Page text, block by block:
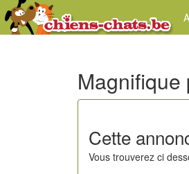
Magnifique
Cette
Vous trouverez ci